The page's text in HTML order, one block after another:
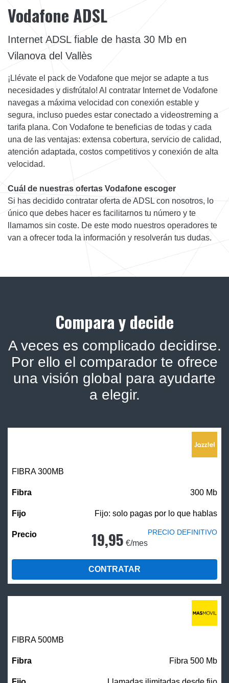
Vodafone ADSL
Internet ADSL fiable de hasta 30 Mb en
Vilanova del Vallès
¡Llévate el pack de Vodafone que mejor se adapte a tus
necesidades y disfrútalo! Al contratar Internet de Vodafone
navegas a máxima velocidad con conexión estable y
segura, incluso puedes estar conectado a videostreming a
tarifa plana. Con Vodafone te beneficias de todas y cada
una de las ventajas: extensa cobertura, servicio de calidad,
atención adaptada, costos competitivos y conexión de alta
velocidad.
Cuál de nuestras ofertas Vodafone escoger
Si has decidido contratar oferta de ADSL con nosotros, lo
único que debes hacer es facilitarnos tu número y te
llamamos sin coste. De este modo nuestros operadores te
van a ofrecer toda la información y resolverán tus dudas.
Compara y decide
A veces es complicado decidirse.
Por ello el comparador te ofrece
una visión global para ayudarte
a elegir.
FIBRA 300MB
300 Mb
Fijo: solo pagas por lo que hablas
19,95 €/mes
PRECIO DEFINITIVO
CONTRATAR
FIBRA500MB
Fibra 500 Mb